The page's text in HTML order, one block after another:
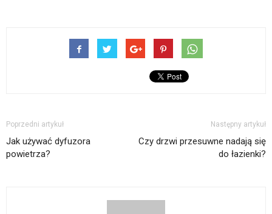
Poprzedni artykuł
Jak używać dyfuzora
powietrza?
Następny artykuł
Czy drzwi przesuwne nadają się
do łazienki?